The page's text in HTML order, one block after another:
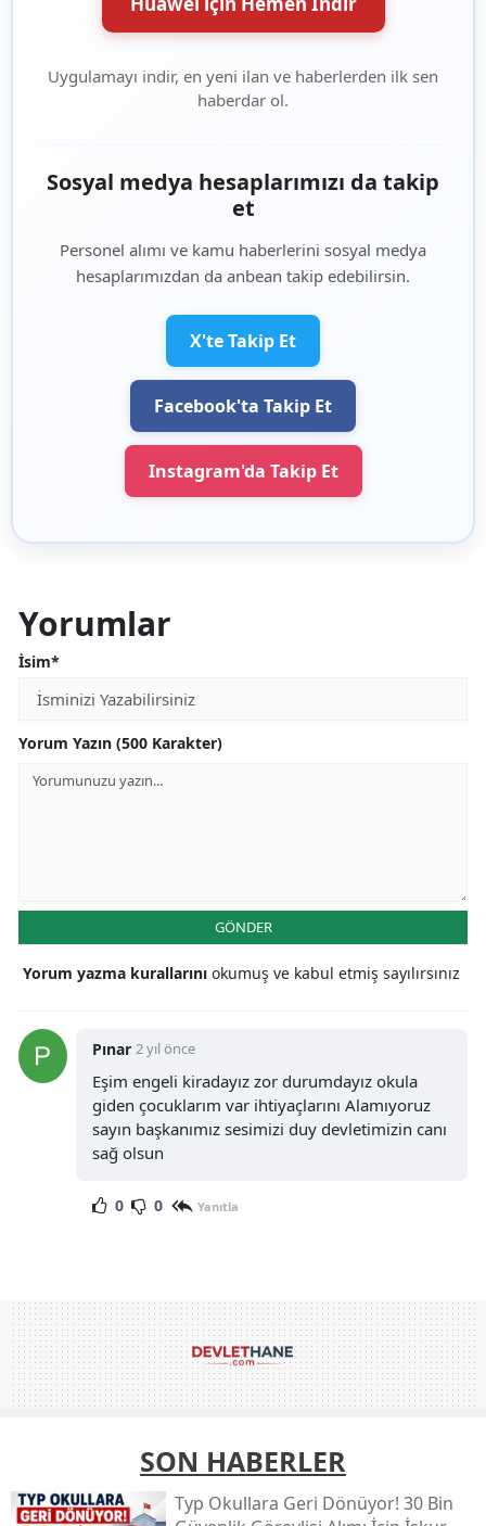
Uygulamayı indir, en yeni ilan ve haberlerden ilk sen
haberdar ol.
Sosyal medya hesaplarımızı da takip
et
Personel alımı ve kamu haberlerini sosyal medya
hesaplarımızdan da anbean takip edebilirsin.
X'te Takip Et
Facebook'ta Takip Et
Instagram'da Takip Et
Yorumlar
İsim*
Yorum Yazın (500 Karakter)
GÖNDER
Yorum yazma kurallarını okumuş ve kabul etmiş sayılırsınız
Pınar 2 yıl önce
Eşim engeli kiradayız zor durumdayız okula
giden çocuklarım var ihtiyaçlarını Alamıyoruz
sayın başkanımız sesimizi duy devletimizin canı
sağ olsun
0 0 Yanıtla
SON HABERLER
Typ Okullara Geri Dönüyor! 30 Bin